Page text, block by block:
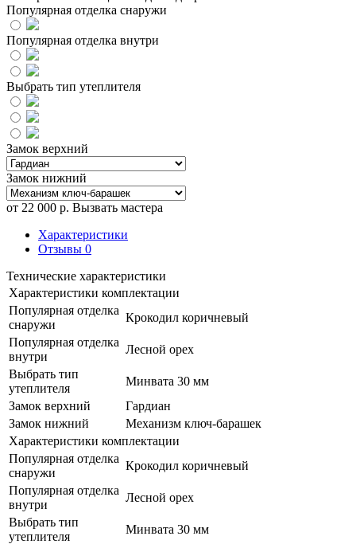
Популярная отделка снаружи
Популярная отделка внутри
Выбрать тип утеплителя
Замок верхний
Замок нижний
от 22 000 р. Вызвать мастера
Характеристики
Отзывы 0
Технические характеристики
Характеристики комплектации
Популярная отделка
снаружи
Крокодил коричневый
Популярная отделка
внутри
Лесной орех
Выбрать тип
утеплителя
Минвата 30 мм
Замок верхний
Гардиан
Замок нижний
Механизм ключ-барашек
Характеристики комплектации
Популярная отделка
снаружи
Крокодил коричневый
Популярная отделка
внутри
Лесной орех
Выбрать тип
утеплителя
Минвата 30 мм